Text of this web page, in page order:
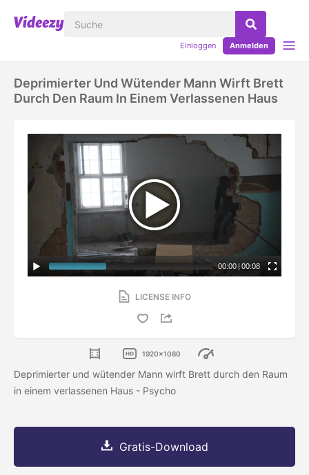
Einloggen Anmelden
Deprimierter Und Wütender Mann Wirft Brett
Durch Den Raum In Einem Verlassenen Haus
00:00 | 00:08
LICENSE INFO
1920x1080
Deprimierter und wütender Mann wirft Brett durch den Raum
in einem verlassenen Haus - Psycho
Gratis-Download